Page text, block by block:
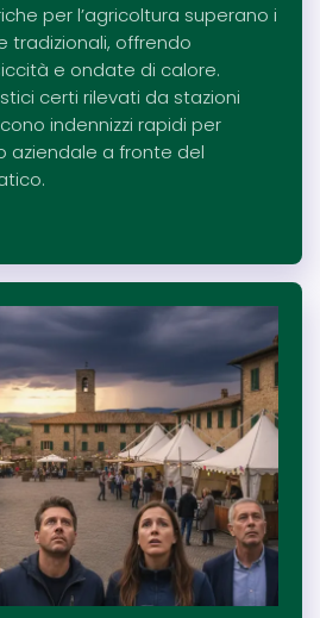
per l’agricoltura superano i
tradizionali, offrendo
e ondate di calore.
certi rilevati da stazioni
indennizzi rapidi per
aziendale a fronte del